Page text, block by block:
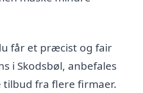
får et præcist og fair
i Skodsbøl, anbefales
fra flere firmaer.